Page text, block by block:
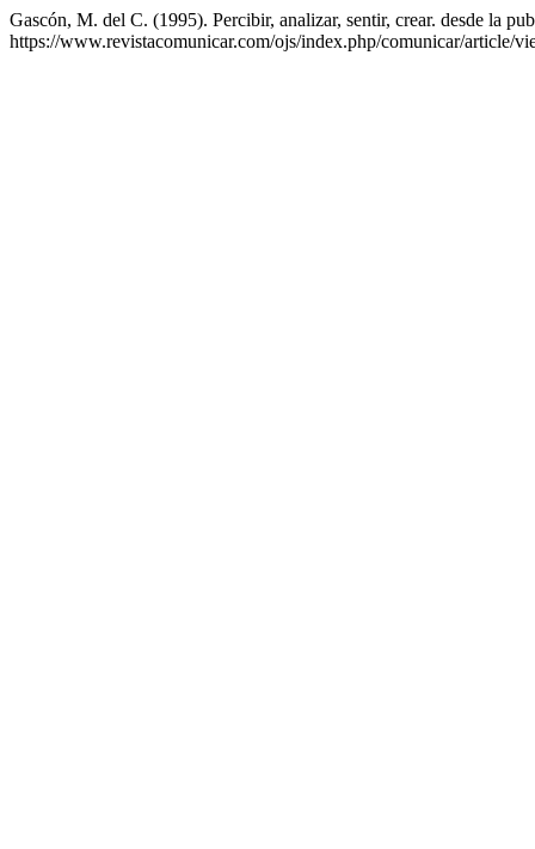
Gascón, M. del C. (1995). Percibir, analizar, sentir, crear. desde la
https://www.revistacomunicar.com/ojs/index.php/comunicar/article/